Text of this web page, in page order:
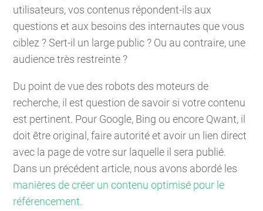
utilisateurs, vos contenus répondent-ils aux
questions et aux besoins des internautes que vous
ciblez ? Sert-il un large public ? Ou au contraire, une
audience très restreinte ?
Du point de vue des robots des moteurs de
recherche, il est question de savoir si votre contenu
est pertinent. Pour Google, Bing ou encore Qwant, il
doit être original, faire autorité et avoir un lien direct
avec la page de votre sur laquelle il sera publié.
Dans un précédent article, nous avons abordé les
manières de créer un contenu optimisé pour le
référencement.